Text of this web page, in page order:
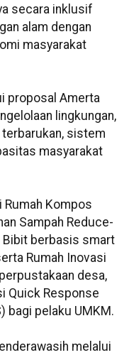
secara inklusif
alam dengan
masyarakat
proposal Amerta
lingkungan,
sistem
masyarakat
Kompos
Sampah Reduce-
Bibit berbasis smart
Rumah Inovasi
desa,
Quick Response
bagi pelaku UMKM.
melalui